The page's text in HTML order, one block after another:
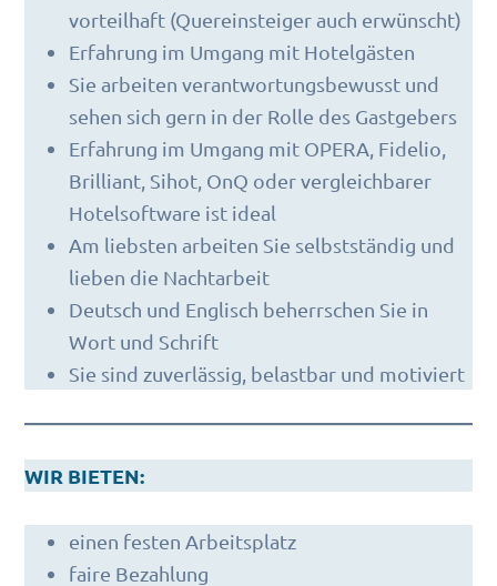
vorteilhaft (Quereinsteiger auch erwünscht)
Erfahrung im Umgang mit Hotelgästen
Sie arbeiten verantwortungsbewusst und
sehen sich gern in der Rolle des Gastgebers
Erfahrung im Umgang mit OPERA, Fidelio,
Brilliant, Sihot, OnQ oder vergleichbarer
Hotelsoftware ist ideal
Am liebsten arbeiten Sie selbstständig und
lieben die Nachtarbeit
Deutsch und Englisch beherrschen Sie in
Wort und Schrift
Sie sind zuverlässig, belastbar und motiviert
WIR BIETEN:
einen festen Arbeitsplatz
faire Bezahlung